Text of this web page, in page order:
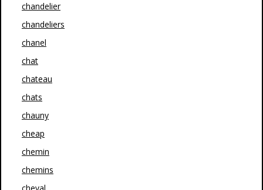
chandelier
chandeliers
chanel
chat
chateau
chats
chauny
cheap
chemin
chemins